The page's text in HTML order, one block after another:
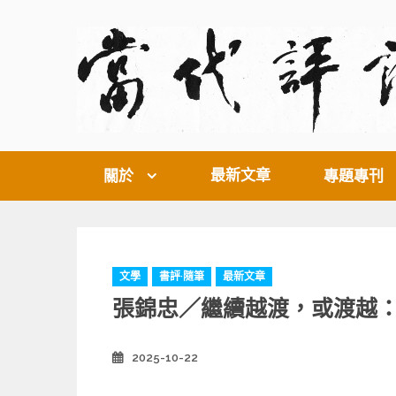
關於 最新文章 專題專刊
C
a
t
o
文學 書評·隨筆 最新文章
張錦忠／繼續越渡，或渡越
2025-10-22